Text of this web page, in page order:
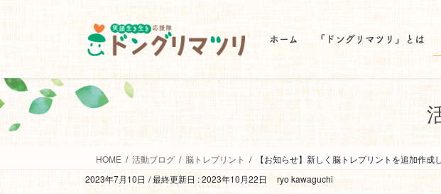
ホーム 『ドングリマツリ』とは
HOME 活動ブログ 脳トレプリント
【お知らせ】新しく脳トレプリントを追加作成
2023年7月10日 / 最終更新日 :2023年10月22日 ryo kawaguchi